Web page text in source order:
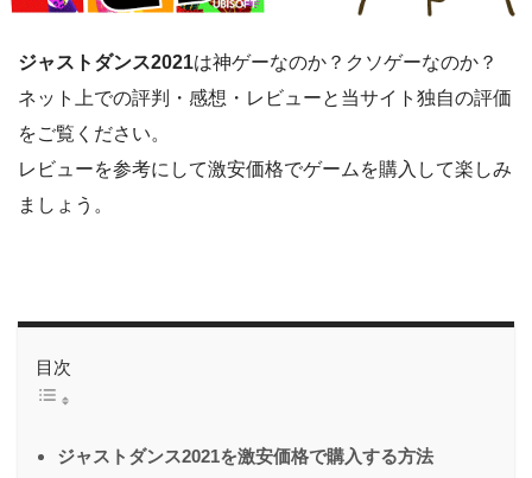
ジャストダンス2021は神ゲーなのか？クソゲーなのか？
ネット上での評判・感想・レビューと当サイト独自の評価
をご覧ください。
レビューを参考にして激安価格でゲームを購入して楽しみ
ましょう。
目次
ジャストダンス2021を激安価格で購入する方法